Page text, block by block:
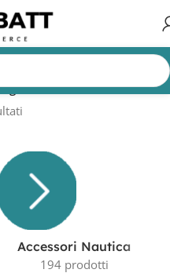
2
Accessori Nautica
194 prodotti